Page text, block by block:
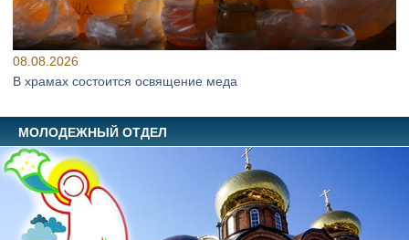
08.08.2026
В храмах состоится освящение меда
МОЛОДЕЖНЫЙ ОТДЕЛ